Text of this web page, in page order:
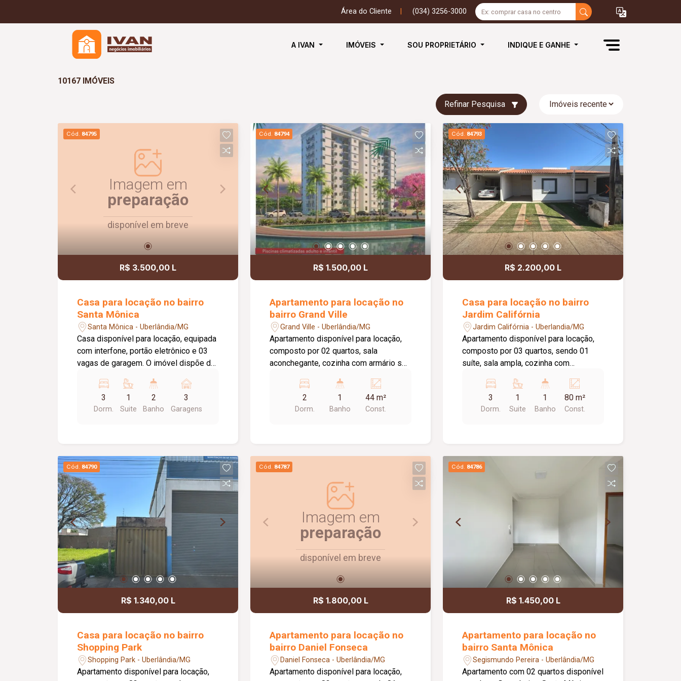
Área do Cliente (034) 3256-3000
A IVAN IMÓVEIS SOU PROPRIETÁRIO INDIQUE E GANHE
10167 IMÓVEIS
Refinar Pesquisa
Cód. 84795
Imagem em
preparação
disponível em breve
R$ 3.500,00 L
Casa para locação no bairro
Santa Mônica
Santa Mônica - Uberlândia/MG
Casa disponível para locação, equipada
com interfone, portão eletrônico e 03
vagas de garagem. O imóvel dispõe de
03 quartos, sendo 02 com armários
embutidos e 01 suíte com box em
blindex e espelho, além de banheiro
independente, oferecendo maior
funcionalidade. Todos os ambientes
possuem piso em cerâmica, garantindo
fácil manutenção. Uma excelente opção
para quem busca conforto, segurança e
espaços amplos para toda a família.
3
Dorm.
1
Suite
2
Banho
3
Garagens
Cód. 84794
R$ 1.500,00 L
Apartamento para locação no
bairro Grand Ville
Grand Ville - Uberlândia/MG
Apartamento disponível para locação,
composto por 02 quartos, sala
aconchegante, cozinha com armário sob
social e 01 vaga de estacionamento. O
edifício conta com elevador,
proporcionando mais praticidade no dia
academia, piscina, salão de festas,
brinquedoteca e quadra esportiva,
garantindo conforto, comodidade e
qualidade de vida para toda a família.
2
Dorm.
1
Banho
44 m²
Const.
Cód. 84793
R$ 2.200,00 L
Casa para locação no bairro
Jardim Califórnia
Jardim Califórnia - Uberlandia/MG
Apartamento disponível para locação,
composto por 03 quartos, sendo 01
suíte, sala ampla, cozinha com
churrasqueira, proporcionando mais
conforto e praticidade para o dia a dia.
O imóvel dispõe ainda de 02 vagas de
quadra esportiva, quiosque com
churrasqueira, salão de festas e
qualidade de vida para toda a família.
3
Dorm.
1
Suite
1
Banho
80 m²
Const.
Cód. 84790
R$ 1.340,00 L
Casa para locação no bairro
Shopping Park
Shopping Park - Uberlândia/MG
Apartamento disponível para locação,
Cód. 84787
Imagem em
preparação
disponível em breve
R$ 1.800,00 L
Apartamento para locação no
bairro Daniel Fonseca
Daniel Fonseca - Uberlândia/MG
Apartamento disponível para locação,
Cód. 84786
R$ 1.450,00 L
Apartamento para locação no
bairro Santa Mônica
Segismundo Pereira - Uberlândia/MG
Apartamento com 02 quartos disponível